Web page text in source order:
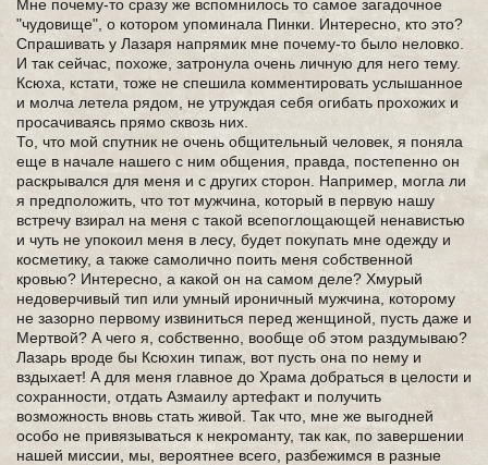
Мне почему-то сразу же вспомнилось то самое загадочное
"чудовище", о котором упоминала Пинки. Интересно, кто это?
Спрашивать у Лазаря напрямик мне почему-то было неловко.
И так сейчас, похоже, затронула очень личную для него тему.
Ксюха, кстати, тоже не спешила комментировать услышанное
и молча летела рядом, не утруждая себя огибать прохожих и
просачиваясь прямо сквозь них.
То, что мой спутник не очень общительный человек, я поняла
еще в начале нашего с ним общения, правда, постепенно он
раскрывался для меня и с других сторон. Например, могла ли
я предположить, что тот мужчина, который в первую нашу
встречу взирал на меня с такой всепоглощающей ненавистью
и чуть не упокоил меня в лесу, будет покупать мне одежду и
косметику, а также самолично поить меня собственной
кровью? Интересно, а какой он на самом деле? Хмурый
недоверчивый тип или умный ироничный мужчина, которому
не зазорно первому извиниться перед женщиной, пусть даже и
Мертвой? А чего я, собственно, вообще об этом раздумываю?
Лазарь вроде бы Ксюхин типаж, вот пусть она по нему и
вздыхает! А для меня главное до Храма добраться в целости и
сохранности, отдать Азмаилу артефакт и получить
возможность вновь стать живой. Так что, мне же выгодней
особо не привязываться к некроманту, так как, по завершении
нашей миссии, мы, вероятнее всего, разбежимся в разные